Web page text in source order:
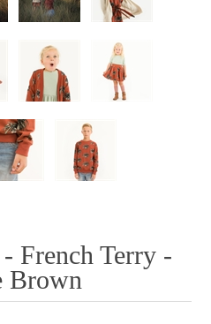
French Terry -
Brown